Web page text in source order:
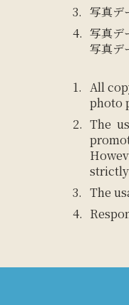
写真デ
写真デ
写真デ
All
photo
The
The